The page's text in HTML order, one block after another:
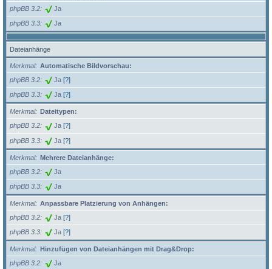
phpBB 3.2
Ja
phpBB 3.3 Ja
Dateianhänge
Merkmal
Automatische Bildvorschau:
phpBB 3.2
Ja [?]
phpBB 3.3 Ja [?]
Merkmal
Dateitypen:
phpBB 3.2
Ja [?]
phpBB 3.3 Ja [?]
Merkmal
Mehrere Dateianhänge:
phpBB 3.2
Ja
phpBB 3.3 Ja
Merkmal
Anpassbare Platzierung von Anhängen:
phpBB 3.2
Ja [?]
phpBB 3.3 Ja [?]
Merkmal
Hinzufügen von Dateianhängen mit Drag&Drop:
phpBB 3.2
Ja